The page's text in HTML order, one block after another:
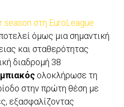
στη EuroLeague
όμως μια σημαντική
και σταθερότητας
διαδρομή 38
ολοκλήρωσε τη
στην πρώτη θέση με
εξασφαλίζοντας